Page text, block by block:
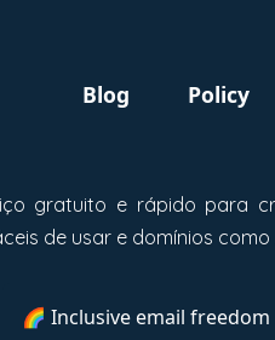
Blog Policy
gratuito e rápido para
de usar e domínios como
🌈 Inclusive email freedom